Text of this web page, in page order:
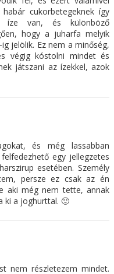
cukorbetegeknek így
íze van, és különböző
hogy a juharfa melyik
jelölik. Ez nem a minőség,
végig kóstolni mindet és
játszani az ízekkel, azok
és még lassabban
egy jellegzetes
esetében. Személy
persze ez csak az én
aki még nem tette, annak
ki a joghurttal. 🙂
nem részletezem mindet.